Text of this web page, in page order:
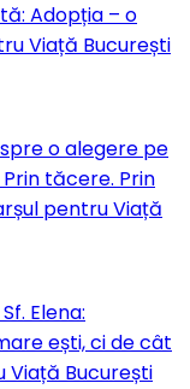
Adopția – o
Viață București
o alegere pe
tăcere. Prin
pentru Viață
Elena:
ești, ci de cât
Viață București